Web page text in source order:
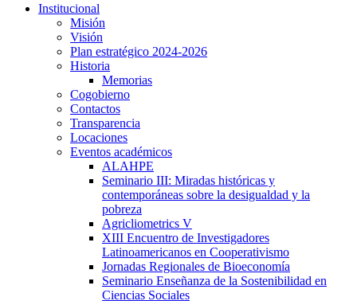
Institucional
Misión
Visión
Plan estratégico 2024-2026
Historia
Memorias
Cogobierno
Contactos
Transparencia
Locaciones
Eventos académicos
ALAHPE
Seminario III: Miradas históricas y
contemporáneas sobre la desigualdad y la
pobreza
Agricliometrics V
XIII Encuentro de Investigadores
Latinoamericanos en Cooperativismo
Jornadas Regionales de Bioeconomía
Seminario Enseñanza de la Sostenibilidad en
Ciencias Sociales